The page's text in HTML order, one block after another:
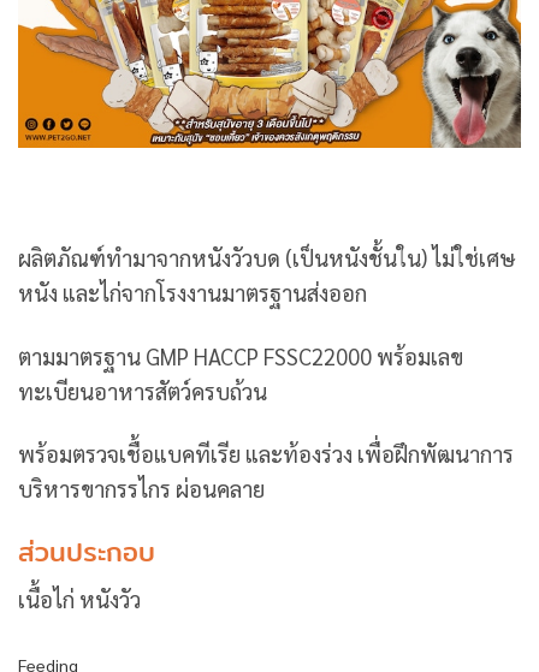
ผลิตภัณฑ์ทำมาจากหนังวัวบด (เป็นหนังชั้นใน) ไม่ใช่เศษ
หนัง และไก่จากโรงงานมาตรฐานส่งออก
ตามมาตรฐาน GMP HACCP FSSC22000 พร้อมเลข
ทะเบียนอาหารสัตว์ครบถ้วน
พร้อมตรวจเชื้อแบคทีเรีย และท้องร่วง เพื่อฝึกพัฒนาการ
บริหารขากรรไกร ผ่อนคลาย
ส่วนประกอบ
เนื้อไก่ หนังวัว
Feeding